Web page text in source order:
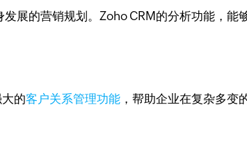
展的营销规划。Zoho CRM的分析功能，能
的客户关系管理功能 ，帮助企业在复杂多变